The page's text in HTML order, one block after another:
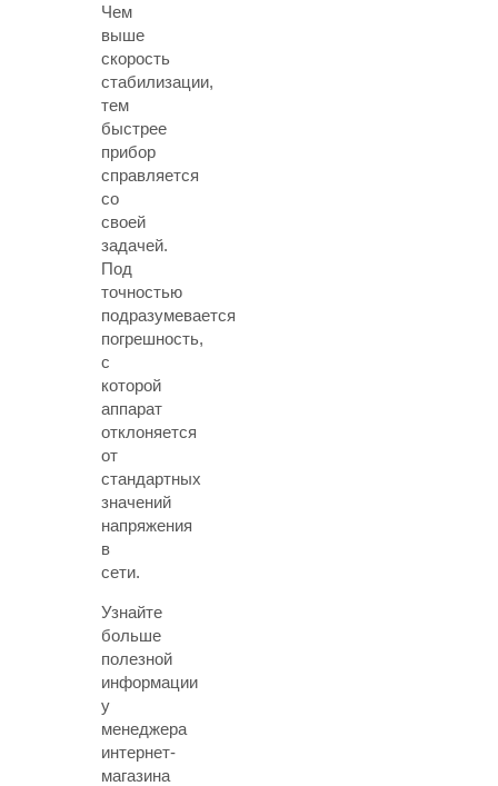
Чем
выше
скорость
стабилизации,
тем
быстрее
прибор
справляется
со
своей
задачей.
Под
точностью
подразумевается
погрешность,
с
которой
аппарат
отклоняется
от
стандартных
значений
напряжения
в
сети.
Узнайте
больше
полезной
информации
у
менеджера
интернет-
магазина